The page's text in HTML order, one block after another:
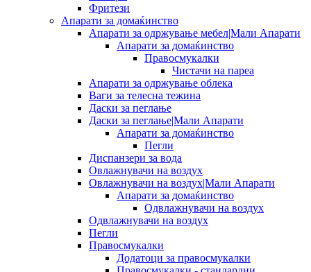
Фритези
Апарати за домаќинство
Апарати за одржување мебел|Мали Апарати
Апарати за домаќинство
Правосмукалки
Чистачи на пареа
Апарати за одржување облека
Ваги за телесна тежина
Даски за пеглање
Даски за пеглање|Мали Апарати
Апарати за домаќинство
Пегли
Диспанзери за вода
Овлажнувачи на воздух
Овлажнувачи на воздух|Мали Апарати
Апарати за домаќинство
Одвлажнувачи на воздух
Одвлажнувачи на воздух
Пегли
Правосмукалки
Додатоци за правосмукалки